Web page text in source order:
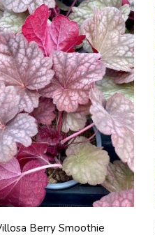
Berry Smoothie